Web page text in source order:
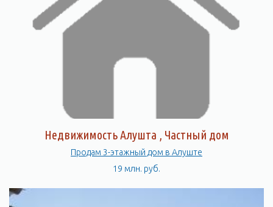
Недвижимость Алушта , Частный дом
Продам 3-этажный дом в Алуште
19 млн. руб.